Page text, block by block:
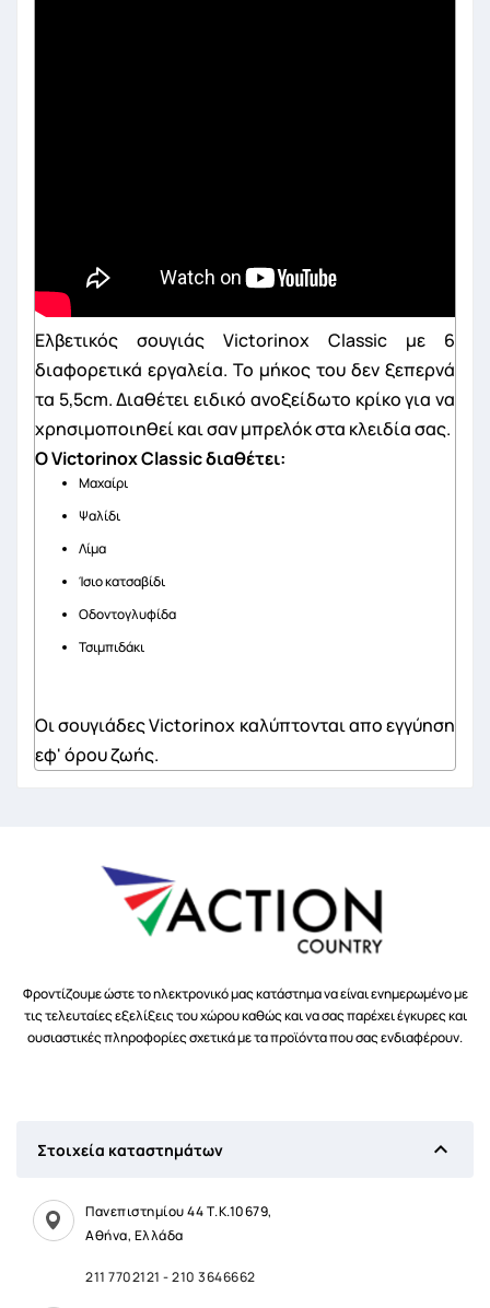
Eλβετικός σουγιάς Victorinox Classic με 6
διαφορετικά εργαλεία. Το μήκος του δεν ξεπερνά
τα 5,5cm. Διαθέτει ειδικό ανοξείδωτο κρίκο για να
χρησιμοποιηθεί και σαν μπρελόκ στα κλειδία σας.
Ο Victorinox Classic διαθέτει:
Mαχαίρι
Ψαλίδι
Λίμα
Ίσιο κατσαβίδι
Oδοντογλυφίδα
Τσιμπιδάκι
Οι σουγιάδες Victorinox καλύπτονται απο εγγύηση
εφ' όρου ζωής.
Φροντίζουμε ώστε το ηλεκτρονικό μας κατάστημα να είναι ενημερωμένο με
τις τελευταίες εξελίξεις του χώρου καθώς και να σας παρέχει έγκυρες και
ουσιαστικές πληροφορίες σχετικά με τα προϊόντα που σας ενδιαφέρουν.
Στοιχεία καταστημάτων 
Πανεπιστημίου 44 Τ.Κ.10679,
Αθήνα, Ελλάδα
211 7702121 -210 3646662